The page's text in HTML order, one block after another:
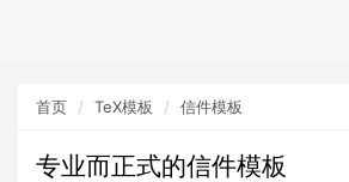
首页 TeX模板 信件模板
专业而正式的信件模板